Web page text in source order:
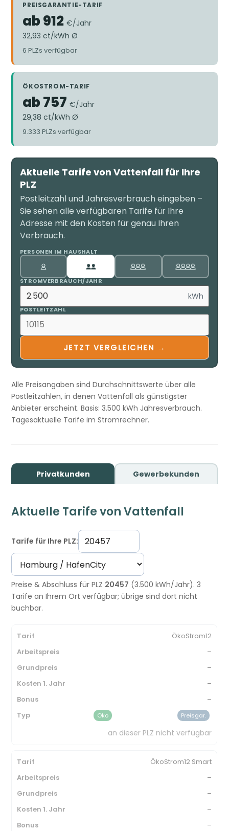
PREISGARANTIE-TARIF
ab 912€/Jahr
32,93 ct/kWh Ø
6 PLZs verfügbar
ÖKOSTROM-TARIF
ab 757€/Jahr
29,38 ct/kWh Ø
9.333 PLZs verfügbar
Aktuelle Tarife von Vattenfall für Ihre
PLZ
Postleitzahl und Jahresverbrauch eingeben –
Sie sehen alle verfügbaren Tarife für Ihre
Adresse mit den Kosten für genau Ihren
Verbrauch.
PERSONEN IM HAUSHALT
STROMVERBRAUCH/JAHR
kWh
POSTLEITZAHL
JETZT VERGLEICHEN →
Alle Preisangaben sind Durchschnittswerte über alle
Postleitzahlen, in denen Vattenfall als günstigster
Anbieter erscheint. Basis: 3.500 kWh Jahresverbrauch.
Tagesaktuelle Tarife im Stromrechner.
Privatkunden Gewerbekunden
Aktuelle Tarife von Vattenfall
Tarife für Ihre PLZ:
Preise & Abschluss für PLZ 20457 (3.500 kWh/Jahr). 3
Tarife an Ihrem Ort verfügbar; übrige sind dort nicht
buchbar.
ÖkoStrom12
–
–
–
–
Öko Preisgar.
an dieser PLZ nicht verfügbar
ÖkoStrom12 Smart
–
–
–
–